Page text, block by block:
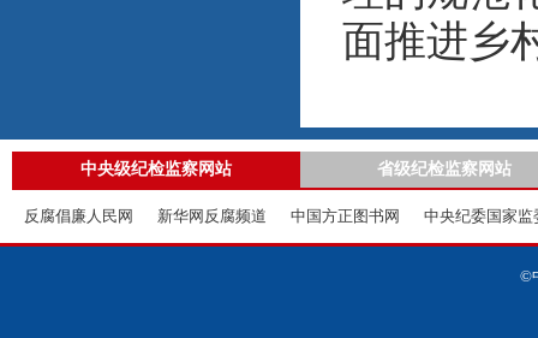
面推进乡
中央级纪检监察网站 省级纪检监察网站
反腐倡廉人民网 新华网反腐频道 中国方正图书网 中央纪委国家监
©